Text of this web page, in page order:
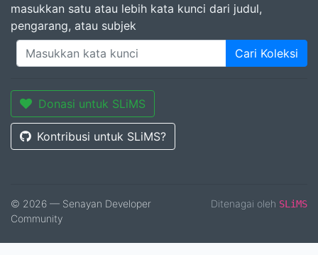
masukkan satu atau lebih kata kunci dari judul,
pengarang, atau subjek
Cari Koleksi
Donasi untuk SLiMS
Kontribusi untuk SLiMS?
© 2026 — Senayan Developer
Community
Ditenagai oleh SLiMS